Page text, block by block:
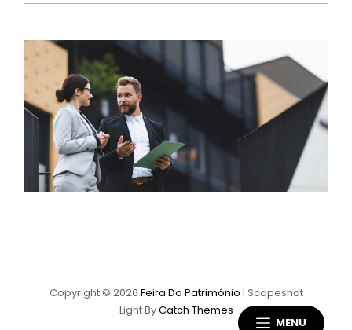
MENU
Copyright © 2026 Feira Do Património | Scapeshot
Light ByCatch Themes